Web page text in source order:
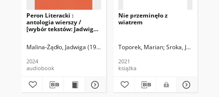
Peron Literacki :
antologia wierszy /
[wybór tekstów: Jadwiga
Malina-Żądło, Jadwiga (1974- )
2024
audiobook
Nie przeminęło z
wiatrem
Toporek, Marian Sroka, Joanna
2021
książka